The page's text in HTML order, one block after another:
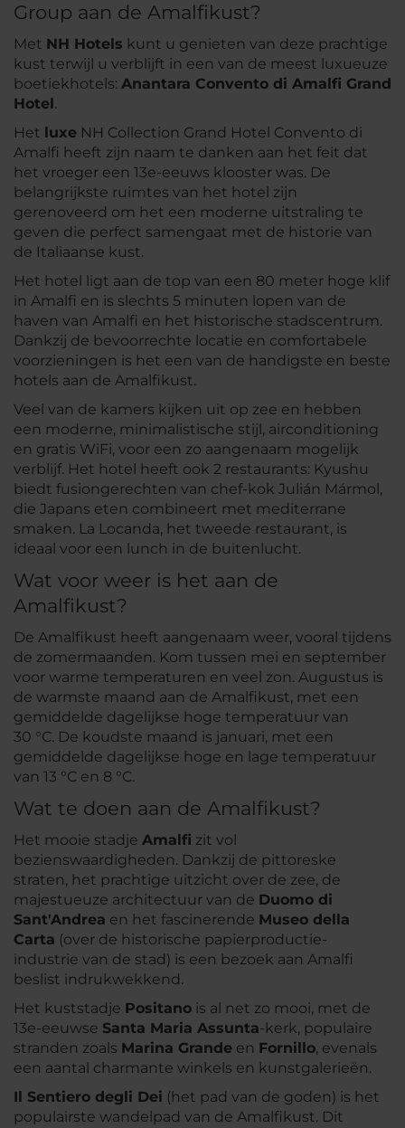
Group aan de Amalfikust?
Met NH Hotels kunt u genieten van deze prachtige
kust terwijl u verblijft in een van de meest luxueuze
boetiekhotels: Anantara Convento di Amalfi Grand
Hotel .
Het luxe NH Collection Grand Hotel Convento di
Amalfi heeft zijn naam te danken aan het feit dat
het vroeger een 13e-eeuws klooster was. De
belangrijkste ruimtes van het hotel zijn
gerenoveerd om het een moderne uitstraling te
geven die perfect samengaat met de historie van
de Italiaanse kust.
Het hotel ligt aan de top van een 80 meter hoge klif
in Amalfi en is slechts 5 minuten lopen van de
haven van Amalfi en het historische stadscentrum.
Dankzij de bevoorrechte locatie en comfortabele
voorzieningen is het een van de handigste en beste
hotels aan de Amalfikust.
Veel van de kamers kijken uit op zee en hebben
een moderne, minimalistische stijl, airconditioning
en gratis WiFi, voor een zo aangenaam mogelijk
verblijf. Het hotel heeft ook 2 restaurants: Kyushu
biedt fusiongerechten van chef-kok Julián Mármol,
die Japans eten combineert met mediterrane
smaken. La Locanda, het tweede restaurant, is
ideaal voor een lunch in de buitenlucht.
Wat voor weer is het aan de
Amalfikust?
De Amalfikust heeft aangenaam weer, vooral tijdens
de zomermaanden. Kom tussen mei en september
voor warme temperaturen en veel zon. Augustus is
de warmste maand aan de Amalfikust, met een
gemiddelde dagelijkse hoge temperatuur van
30 °C. De koudste maand is januari, met een
gemiddelde dagelijkse hoge en lage temperatuur
van 13 °C en 8 °C.
Wat te doen aan de Amalfikust?
Het mooie stadje Amalfi zit vol
bezienswaardigheden. Dankzij de pittoreske
straten, het prachtige uitzicht over de zee, de
majestueuze architectuur van de Duomo di
Sant'Andrea en het fascinerende Museo della
Carta (over de historische papierproductie-
industrie van de stad) is een bezoek aan Amalfi
beslist indrukwekkend.
Het kuststadje Positano is al net zo mooi, met de
13e-eeuwse Santa Maria Assunta-kerk, populaire
stranden zoals Marina Grande en Fornillo, evenals
een aantal charmante winkels en kunstgalerieën.
Il Sentiero degli Dei (het pad van de goden) is het
populairste wandelpad van de Amalfikust. Dit